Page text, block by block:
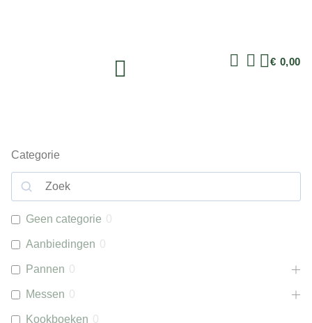
€ 0,00
Categorie
Geen categorie 0
Aanbiedingen 0
Pannen 0
Messen 0
Kookboeken 0